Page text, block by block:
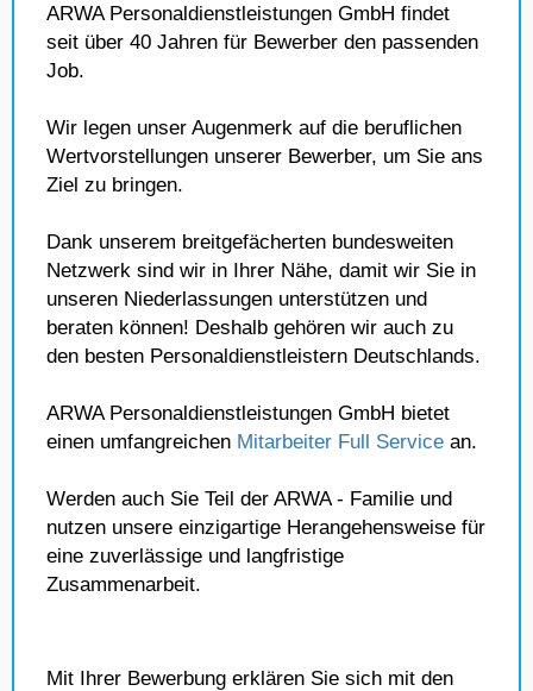
ARWA Personaldienstleistungen GmbH findet
seit über 40 Jahren für Bewerber den passenden
Job.
Wir legen unser Augenmerk auf die beruflichen
Wertvorstellungen unserer Bewerber, um Sie ans
Ziel zu bringen.
Dank unserem breitgefächerten bundesweiten
Netzwerk sind wir in Ihrer Nähe, damit wir Sie in
unseren Niederlassungen unterstützen und
beraten können! Deshalb gehören wir auch zu
den besten Personaldienstleistern Deutschlands.
ARWA Personaldienstleistungen GmbH bietet
einen umfangreichen Mitarbeiter Full Service an.
Werden auch Sie Teil der ARWA - Familie und
nutzen unsere einzigartige Herangehensweise für
eine zuverlässige und langfristige
Zusammenarbeit.
Mit Ihrer Bewerbung erklären Sie sich mit den